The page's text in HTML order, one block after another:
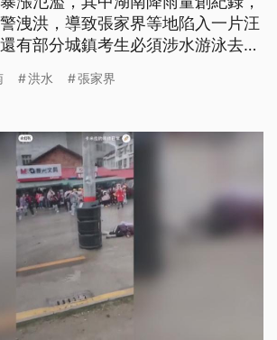
洩洪，導致張家界等地陷入一片汪
有部分城鎮考生必須涉水游泳去參
洪水 張家界